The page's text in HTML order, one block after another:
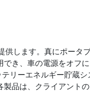
供します。真にポータ
き、車の電源をオフ
リーエネルギー貯蔵
品は、クライアント